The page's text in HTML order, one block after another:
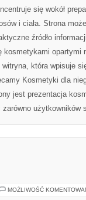
się wokół
i ciała. Strona
źródło
kosmetykami opartymi
witryna, która wpisuje
Kosmetyki dla
jest prezentacja
zarówno
MOŻLIWOŚĆ